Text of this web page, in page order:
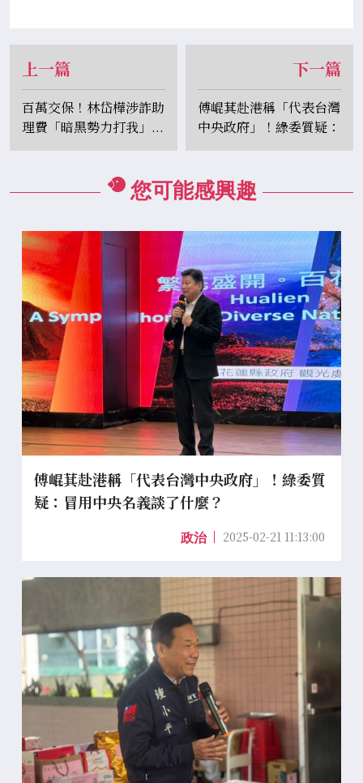
上一篇
百萬交保！林岱樺涉詐助
理費「暗黑勢力打我」...
弟及2員工遭聲押
下一篇
傅崐萁赴港稱「代表台灣
中央政府」！綠委質疑：
冒用中央名義談了什麼？
您可能感興趣
傅崐萁赴港稱「代表台灣中央政府」！綠委質
疑：冒用中央名義談了什麼？
政治 2025-02-21 11:13:00